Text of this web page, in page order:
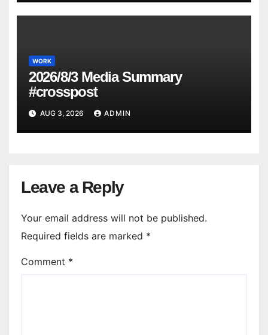
WORK
2026/8/3 Media Summary
#crosspost
AUG 3, 2026 ADMIN
Leave a Reply
Your email address will not be published.
Required fields are marked *
Comment *